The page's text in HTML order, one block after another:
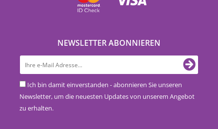
NEWSLETTER ABONNIEREN
Ich bin damit einverstanden - abonnieren Sie unseren
Newsletter, um die neuesten Updates von unserem Angebot
zu erhalten.